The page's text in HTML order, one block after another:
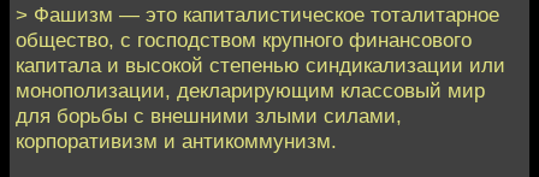
> Фашизм — это капиталистическое тоталитарное
общество, с господством крупного финансового
капитала и высокой степенью синдикализации или
монополизации, декларирующим классовый мир
для борьбы с внешними злыми силами,
корпоративизм и антикоммунизм.